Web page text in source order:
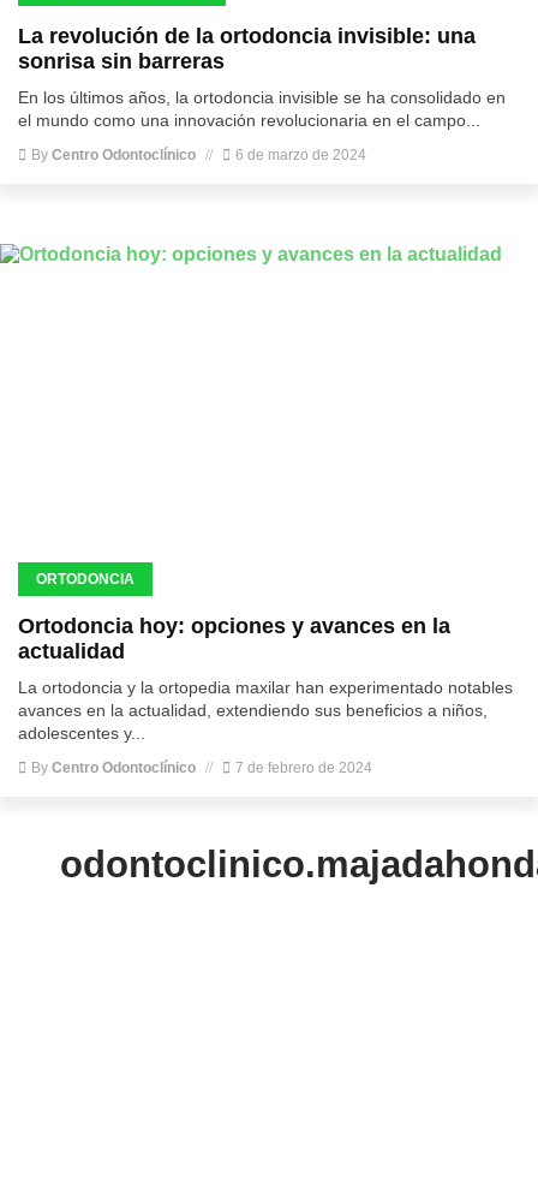
La revolución de la ortodoncia invisible: una
sonrisa sin barreras
En los últimos años, la ortodoncia invisible se ha consolidado en
el mundo como una innovación revolucionaria en el campo...
By Centro Odontoclínico 6 de marzo de 2024
ORTODONCIA
Ortodoncia hoy: opciones y avances en la
actualidad
La ortodoncia y la ortopedia maxilar han experimentado notables
avances en la actualidad, extendiendo sus beneficios a niños,
adolescentes y...
By Centro Odontoclínico 7 de febrero de 2024